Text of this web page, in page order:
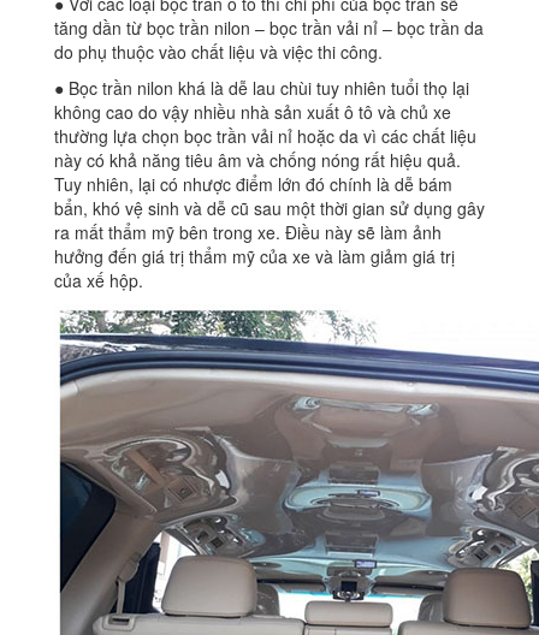
tăng dần từ bọc trần nilon – bọc trần vải nỉ – bọc trần da
do phụ thuộc vào chất liệu và việc thi công.
● Bọc trần nilon khá là dễ lau chùi tuy nhiên tuổi thọ lại
không cao do vậy nhiều nhà sản xuất ô tô và chủ xe
thường lựa chọn bọc trần vải nỉ hoặc da vì các chất liệu
này có khả năng tiêu âm và chống nóng rất hiệu quả.
Tuy nhiên, lại có nhược điểm lớn đó chính là dễ bám
bẩn, khó vệ sinh và dễ cũ sau một thời gian sử dụng gây
ra mất thẩm mỹ bên trong xe. Điều này sẽ làm ảnh
hưởng đến giá trị thẩm mỹ của xe và làm giảm giá trị
của xế hộp.